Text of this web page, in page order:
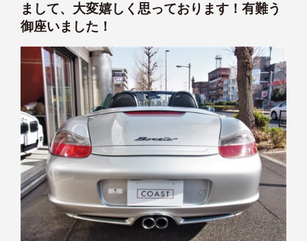
まして、大変嬉しく思っております！有難う
御座いました！